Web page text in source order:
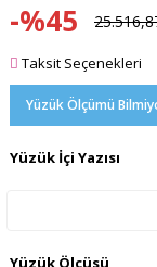
-%45
Taksit Seçenekleri
Yüzük Ölçümü
Yüzük İçi Yazısı
Yüzük Ölçüsü